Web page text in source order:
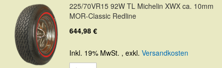
225/70VR15 92W TL Michelin XWX ca. 10mm
MOR-Classic Redline
644,98 €
Inkl. 19% MwSt. , exkl. Versandkosten